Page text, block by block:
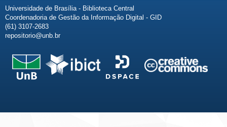
Universidade de Brasília - Biblioteca Central
Coordenadoria de Gestão da Informação Digital - GID
(61) 3107-2683
repositorio@unb.br